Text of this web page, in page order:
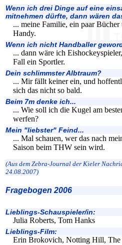
Wenn ich drei Dinge auf eine
mitnehmen dürfte, dann wären
... meine Familie, ein paar Bücher
Handy.
Wenn ich nicht Handballer
... dann wäre ich
Fall ein Sportler.
Dein schlimmster Albtraum?
... Mir fällt keiner ein, und
sich das nicht so bald.
Beim 7m denke ich...
... Wie soll ich die Kugel am
werfen?
Mein "liebster" Feind...
... Mal schauen, wer das nach
Saison beim THW sein wird.
(Aus dem Zebra-Journal der Kieler
24.08.2007)
Fragebogen 2006
Lieblings-Schauspieler/in:
Julia Roberts, Tom Hanks
Lieblings-Film:
Erin Brokovich, Notting Hill, The